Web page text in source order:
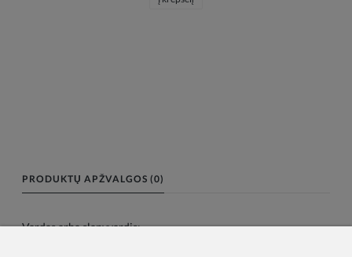
PRODUKTŲ APŽVALGOS (0)
Vardas arba slapyvardis: